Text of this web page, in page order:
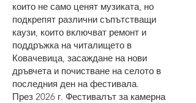
които не само ценят музиката, но
подкрепят различни съпътстващи
каузи, които включват ремонт и
поддръжка на читалището в
Ковачевица, засаждане на нови
дръвчета и почистване на селото в
последния ден на фестивала.
През 2026 г. Фестивалът за камерна